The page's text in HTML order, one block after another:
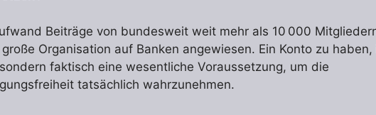
Beiträge von bundesweit weit mehr als 10 000
Organisation auf Banken angewiesen. Ein Konto zu haben,
faktisch eine wesentliche Voraussetzung, um die
tatsächlich wahrzunehmen.